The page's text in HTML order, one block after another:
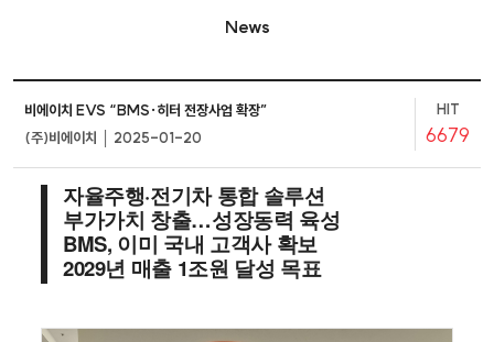
News
비에이치 EVS “BMS·히터 전장사업 확장”
(주)비에이치 │ 2025-01-20
HIT
6679
자율주행·전기차 통합 솔루션
부가가치 창출…성장동력 육성
BMS, 이미 국내 고객사 확보
2029년 매출 1조원 달성 목표